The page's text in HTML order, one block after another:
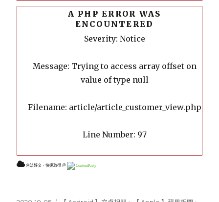
A PHP ERROR WAS
ENCOUNTERED
Severity: Notice
Message: Trying to access array offset on
value of type null
Filename: article/article_customer_view.php
Line Number: 97
合法好文，快速取得 ＠ ContentParty